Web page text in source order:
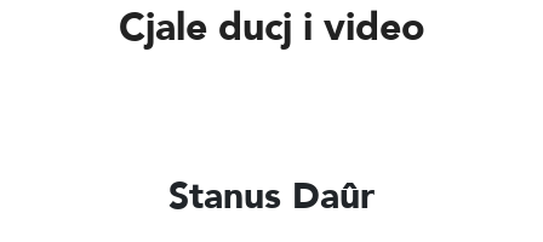
Cjale ducj i video
Stanus Daûr